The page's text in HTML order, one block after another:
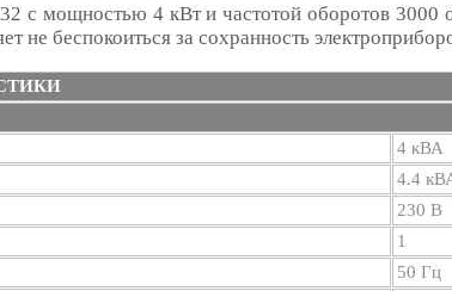
с мощностью 4 кВт и частотой оборотов 3000
не беспокоиться за сохранность
4 кВА
4.4
230 В
1
50 Гц